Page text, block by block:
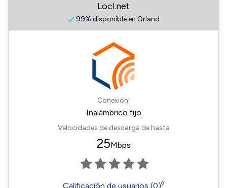
Locl.net
99% disponible en Orland
Conexión:
Inalámbrico fijo
Velocidades de descarga de hasta
25Mbps
Calificación de usuarios (0)◊